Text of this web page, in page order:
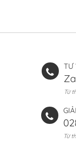
TƯ
Từ
Từ